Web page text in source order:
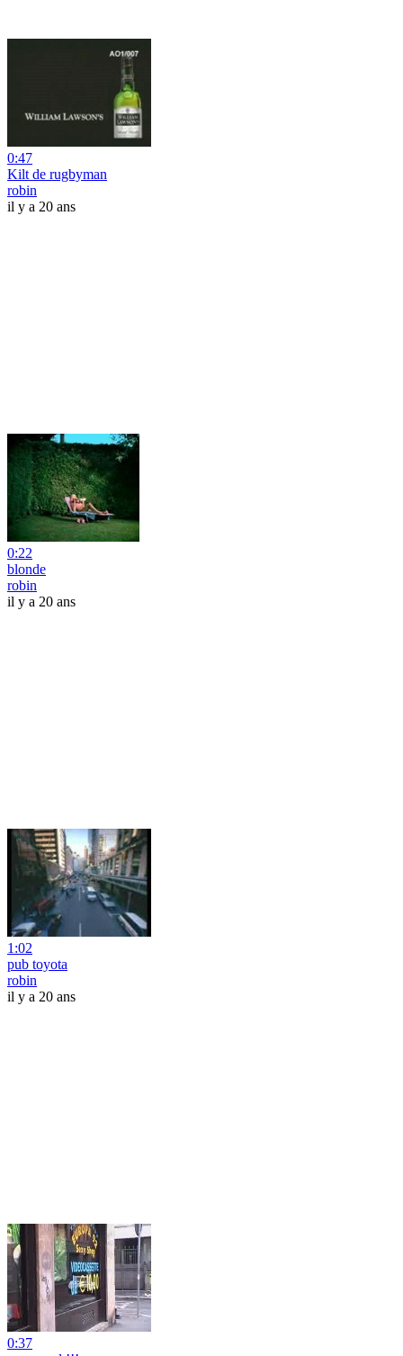
0:47
Kilt de rugbyman
robin
il y a 20 ans
0:22
blonde
robin
il y a 20 ans
1:02
pub toyota
robin
il y a 20 ans
0:37